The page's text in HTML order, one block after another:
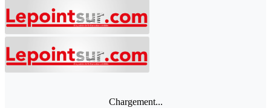
Chargement...